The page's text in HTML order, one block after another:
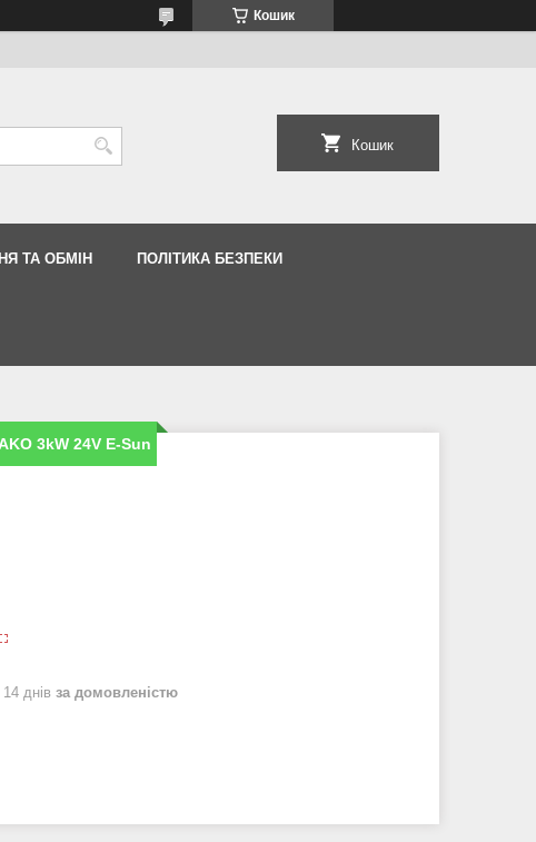
Кошик
Кошик
ТА ОБМІН ПОЛІТИКА БЕЗПЕКИ
3kW 24V E-Sun
днів за домовленістю